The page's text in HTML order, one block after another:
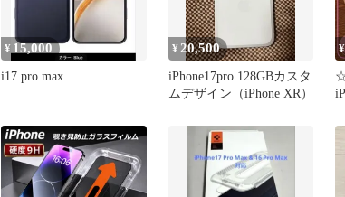
¥ 15,000
i17 pro max
¥20,500
iPhone17pro 128GBカスタ
ムデザイン（iPhone XR）
¥